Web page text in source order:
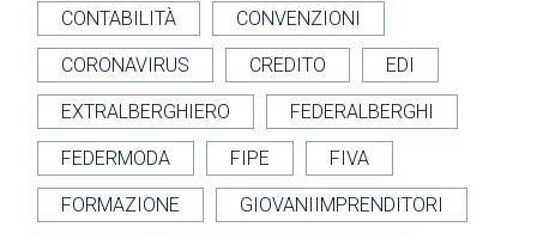
CONTABILITÀ CONVENZIONI
CORONAVIRUS CREDITO EDI
EXTRALBERGHIERO FEDERALBERGHI
FEDERMODA FIPE FIVA
FORMAZIONE GIOVANIIMPRENDITORI